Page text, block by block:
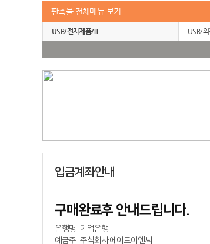
판촉물 전체메뉴 보기
USB/전자제품/IT USB/
입금계좌안내
구매완료후 안내드립니다.
은행명 : 기업은행
예금주 : 주식회사 에이트이엔씨